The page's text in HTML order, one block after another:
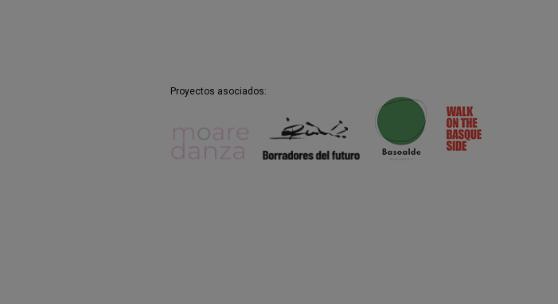
Proyectos asociados: